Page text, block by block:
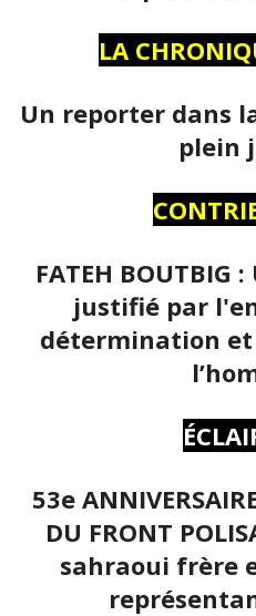
LA
Un reporter dans
plein
FATEH
justifié par
détermination
53e
DU FRONT
sahraoui frère